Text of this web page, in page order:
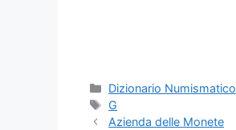
Categorie
Dizionario Numismatico
Tag
G
Azienda delle Monete